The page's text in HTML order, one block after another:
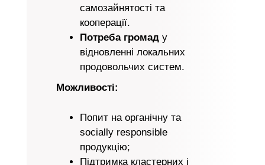
самозайнятості та
кооперації.
Потреба громад у
відновленні локальних
продовольчих систем.
Можливості:
Попит на органічну та
socially responsible
продукцію;
Підтримка кластерних і